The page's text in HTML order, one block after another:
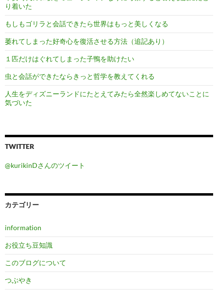
り着いた
もしもゴリラと会話できたら世界はもっと美しくなる
萎れてしまった好奇心を復活させる方法（追記あり）
１匹だけはぐれてしまった子鴨を助けたい
虫と会話ができたならきっと哲学を教えてくれる
人生をディズニーランドにたとえてみたら全然楽しめてないことに
気づいた
TWITTER
@kurikinDさんのツイート
カテゴリー
information
お役立ち豆知識
このブログについて
つぶやき